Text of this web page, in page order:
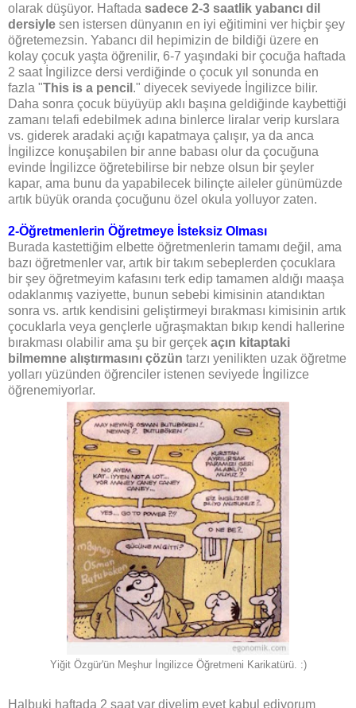
olarak düşüyor. Haftada sadece 2-3 saatlik yabancı dil
dersiyle sen istersen dünyanın en iyi eğitimini ver hiçbir şey
öğretemezsin. Yabancı dil hepimizin de bildiği üzere en
kolay çocuk yaşta öğrenilir, 6-7 yaşındaki bir çocuğa haftada
2 saat İngilizce dersi verdiğinde o çocuk yıl sonunda en
fazla "This is a pencil ." diyecek seviyede İngilizce bilir.
Daha sonra çocuk büyüyüp aklı başına geldiğinde kaybettiği
zamanı telafi edebilmek adına binlerce liralar verip kurslara
vs. giderek aradaki açığı kapatmaya çalışır, ya da anca
İngilizce konuşabilen bir anne babası olur da çocuğuna
evinde İngilizce öğretebilirse bir nebze olsun bir şeyler
kapar, ama bunu da yapabilecek bilinçte aileler günümüzde
artık büyük oranda çocuğunu özel okula yolluyor zaten.
2-Öğretmenlerin Öğretmeye İsteksiz Olması
Burada kastettiğim elbette öğretmenlerin tamamı değil, ama
bazı öğretmenler var, artık bir takım sebeplerden çocuklara
bir şey öğretmeyim kafasını terk edip tamamen aldığı maaşa
odaklanmış vaziyette, bunun sebebi kimisinin atandıktan
sonra vs. artık kendisini geliştirmeyi bırakması kimisinin artık
çocuklarla veya gençlerle uğraşmaktan bıkıp kendi hallerine
bırakması olabilir ama şu bir gerçek açın kitaptaki
bilmemne alıştırmasını çözün tarzı yenilikten uzak öğretme
yolları yüzünden öğrenciler istenen seviyede İngilizce
öğrenemiyorlar.
Yiğit Özgür'ün Meşhur İngilizce Öğretmeni Karikatürü. :)
Halbuki haftada 2 saat var diyelim evet kabul ediyorum